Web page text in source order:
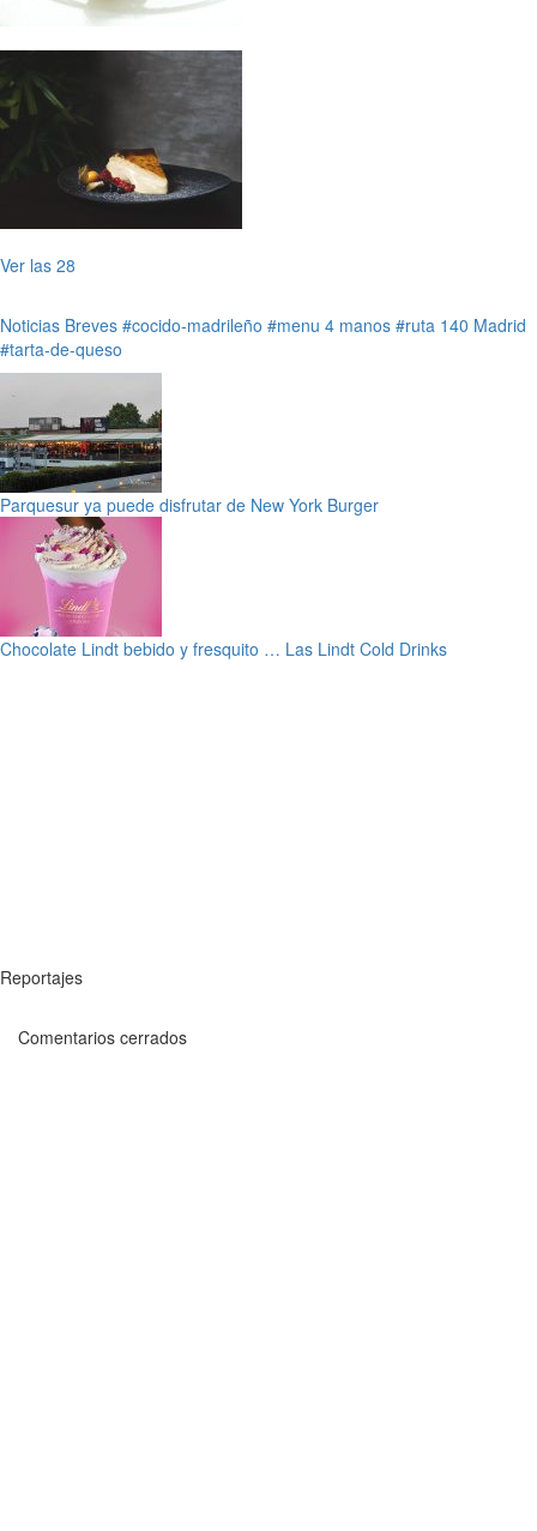
Ver las 28
Noticias Breves #cocido-madrileño #menu 4 manos #ruta 140 Madrid
#tarta-de-queso
Parquesur ya puede disfrutar de New York Burger
Chocolate Lindt bebido y fresquito … Las Lindt Cold Drinks
Reportajes
Comentarios cerrados